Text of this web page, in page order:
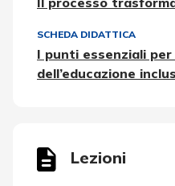
SCHEDA DIDATTICA
I punti essenziali
dell’educazione
Lezioni